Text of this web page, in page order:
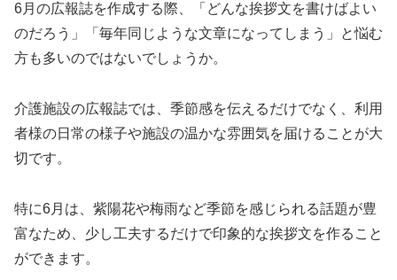
6月の広報誌を作成する際、「どんな挨拶文を書けばよい
のだろう」「毎年同じような文章になってしまう」と悩む
方も多いのではないでしょうか。
介護施設の広報誌では、季節感を伝えるだけでなく、利用
者様の日常の様子や施設の温かな雰囲気を届けることが大
切です。
特に6月は、紫陽花や梅雨など季節を感じられる話題が豊
富なため、少し工夫するだけで印象的な挨拶文を作ること
ができます。